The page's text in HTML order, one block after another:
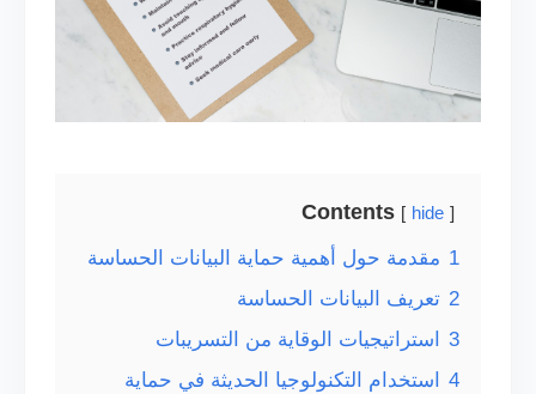
Contents hide
1 مقدمة حول أهمية حماية البيانات الحساسة
2 تعريف البيانات الحساسة
3
استراتيجيات الوقاية من التسريبات
4
استخدام التكنولوجيا الحديثة في حماية